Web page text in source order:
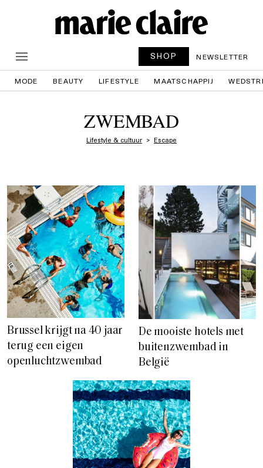
SHOP NEWSLETTER
MODE BEAUTY LIFESTYLE MAATSCHAPPIJ
ZWEMBAD
Lifestyle & cultuur Escape
Brussel krijgt na 40 jaar
terug een eigen
openluchtzwembad
De mooiste hotels met
buitenzwembad in
België